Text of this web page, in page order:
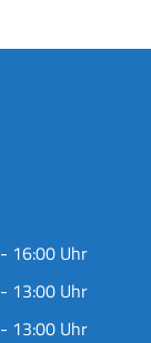
16:00 Uhr
13:00 Uhr
13:00 Uhr